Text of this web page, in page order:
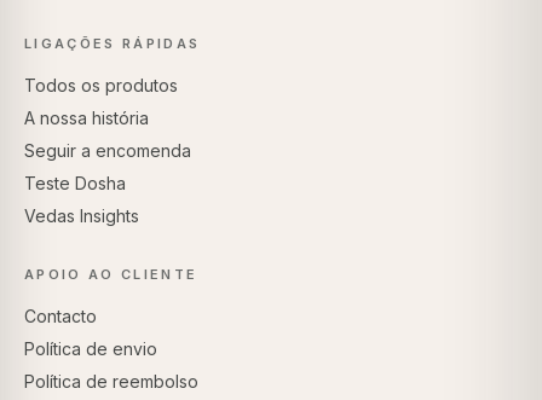
LIGAÇÕES RÁPIDAS
Todos os produtos
A nossa história
Seguir a encomenda
Teste Dosha
Vedas Insights
APOIO AO CLIENTE
Contacto
Política de envio
Política de reembolso